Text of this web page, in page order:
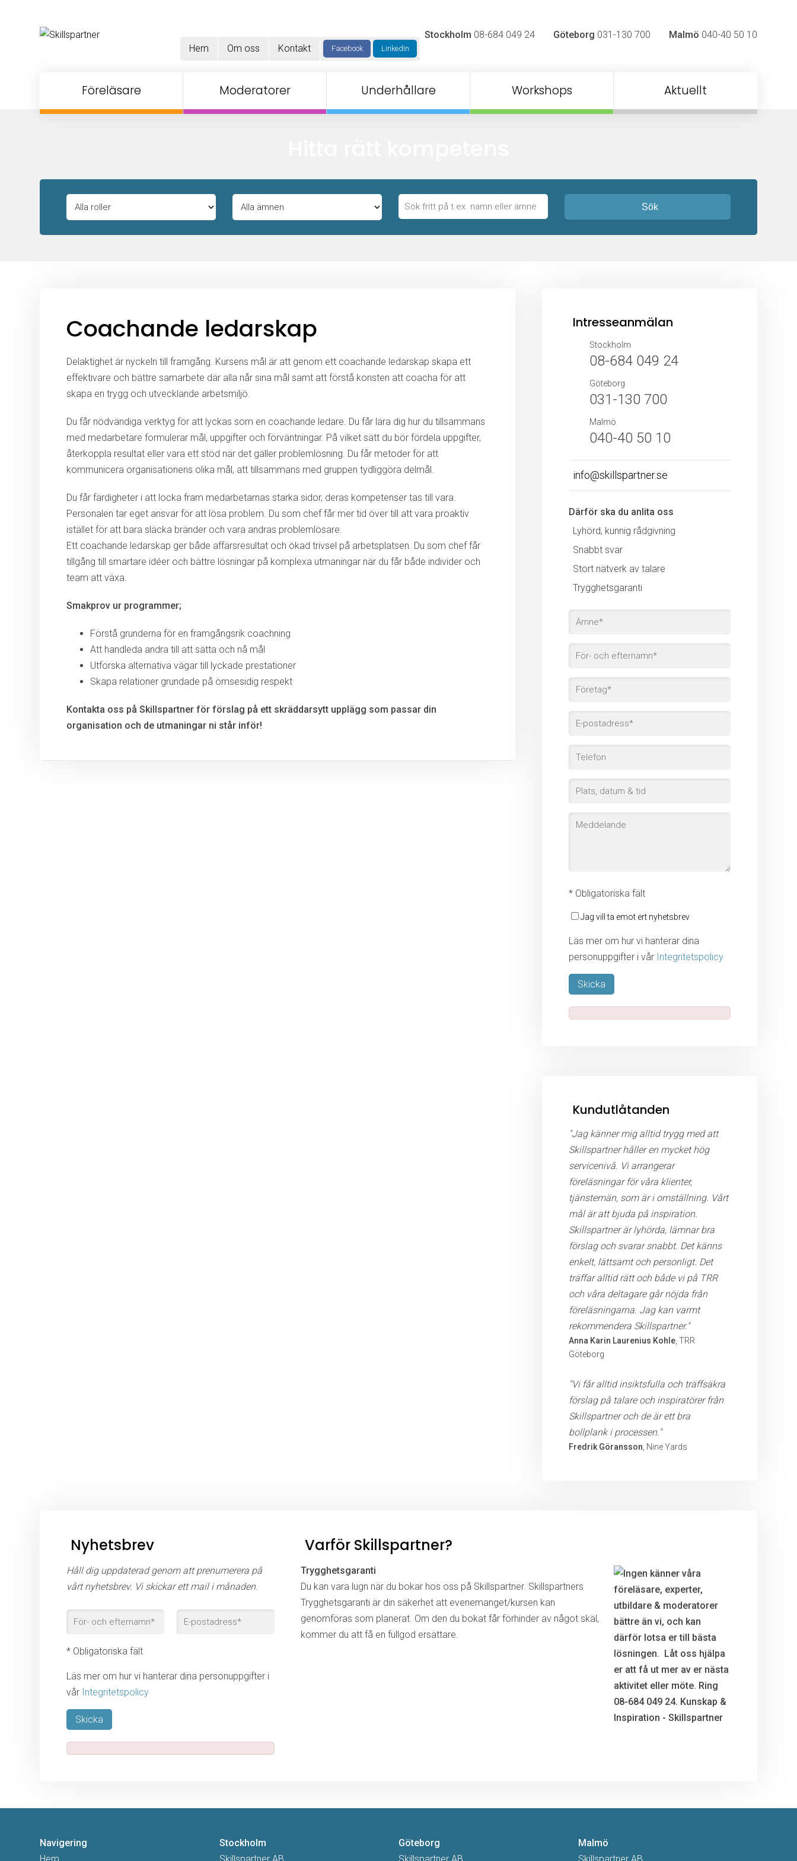
Stockholm 08-684 049 24 Göteborg 031-130 700 Malmö 040-40 50 10
Hem
Om oss Kontakt Facebook LinkedIn
Föreläsare Moderatorer Underhållare Workshops Aktuellt
Sök
Coachande ledarskap
Delaktighet är nyckeln till framgång. Kursens mål är att genom ett coachande ledarskap skapa ett
effektivare och bättre samarbete där alla når sina mål samt att förstå konsten att coacha för att
skapa en trygg och utvecklande arbetsmiljö.
Du får nödvändiga verktyg för att lyckas som en coachande ledare. Du får lära dig hur du tillsammans
med medarbetare formulerar mål, uppgifter och förväntningar. På vilket sätt du bör fördela uppgifter,
återkoppla resultat eller vara ett stöd när det gäller problemlösning. Du får metoder för att
kommunicera organisationens olika mål, att tillsammans med gruppen tydliggöra delmål.
Du får färdigheter i att locka fram medarbetarnas starka sidor, deras kompetenser tas till vara.
Personalen tar eget ansvar för att lösa problem. Du som chef får mer tid över till att vara proaktiv
istället för att bara släcka bränder och vara andras problemlösare.
Ett coachande ledarskap ger både affärsresultat och ökad trivsel på arbetsplatsen. Du som chef får
tillgång till smartare idéer och bättre lösningar på komplexa utmaningar när du får både individer och
team att växa.
Smakprov ur programmer;
Förstå grunderna för en framgångsrik coachning
Att handleda andra till att sätta och nå mål
Utforska alternativa vägar till lyckade prestationer
Skapa relationer grundade på ömsesidig respekt
Kontakta oss på Skillspartner för förslag på ett skräddarsytt upplägg som passar din
organisation och de utmaningar ni står inför!
Intresseanmälan
Stockholm
08-684 049 24
Göteborg
031-130 700
Malmö
040-40 50 10
info@skillspartner.se
Därför ska du anlita oss
Lyhörd, kunnig rådgivning
Snabbt svar
Stort nätverk av talare
Trygghetsgaranti
* Obligatoriska fält
Jag vill ta emot ert nyhetsbrev
Läs mer om hur vi hanterar dina
personuppgifter i vår Integritetspolicy
Lämna detta fält tomt.
Kundutlåtanden
"Jag känner mig alltid trygg med att
Skillspartner håller en mycket hög
servicenivå. Vi arrangerar
föreläsningar för våra klienter,
tjänstemän, som är i omställning. Vårt
mål är att bjuda på inspiration.
Skillspartner är lyhörda, lämnar bra
förslag och svarar snabbt. Det känns
enkelt, lättsamt och personligt. Det
träffar alltid rätt och både vi på TRR
och våra deltagare går nöjda från
föreläsningarna. Jag kan varmt
rekommendera Skillspartner."
Anna Karin Laurenius Kohle , TRR
Göteborg
"Vi får alltid insiktsfulla och träffsäkra
förslag på talare och inspiratörer från
Skillspartner och de är ett bra
bollplank i processen."
Fredrik Göransson , Nine Yards
Nyhetsbrev
Håll dig uppdaterad genom att prenumerera på
vårt nyhetsbrev. Vi skickar ett mail i månaden.
* Obligatoriska fält
Läs mer om hur vi hanterar dina personuppgifter i
vår Integritetspolicy
Lämna detta fält tomt.
Varför Skillspartner?
Trygghetsgaranti
Du kan vara lugn när du bokar hos oss på Skillspartner. Skillspartners
Trygghetsgaranti är din säkerhet att evenemanget/kursen kan
genomföras som planerat. Om den du bokat får förhinder av något skäl,
kommer du att få en fullgod ersättare.
Navigering
Stockholm
Göteborg
Malmö